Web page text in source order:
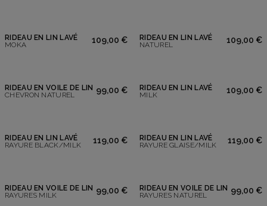
RIDEAU EN LIN LAVÉ
MOKA
109,00 €
RIDEAU EN LIN LAVÉ
NATUREL
109,00 €
RIDEAU EN VOILE DE LIN
CHEVRON NATUREL
99,00 €
RIDEAU EN LIN LAVÉ
MILK
109,00 €
RIDEAU EN LIN LAVÉ
RAYURE BLACK/MILK
119,00 €
RIDEAU EN LIN LAVÉ
RAYURE GLAISE/MILK
119,00 €
RIDEAU EN VOILE DE LIN
RAYURES MILK
99,00 €
RIDEAU EN VOILE DE LIN
RAYURES NATUREL
99,00 €